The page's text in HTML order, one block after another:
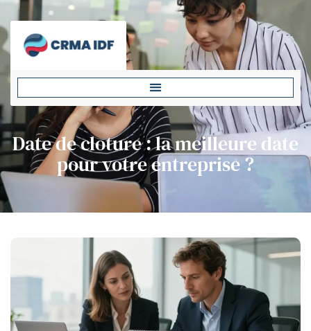
Date de cloture : la meilleure date
pour votre entreprise ?